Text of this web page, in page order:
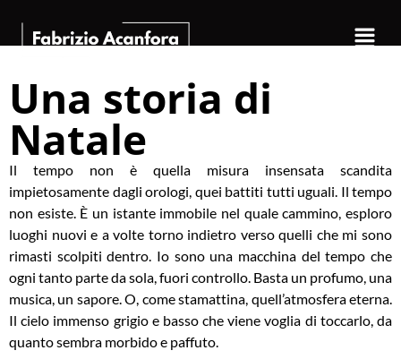
Una storia di
Natale
Il tempo non è quella misura insensata scandita
impietosamente dagli orologi, quei battiti tutti uguali. Il tempo
non esiste. È un istante immobile nel quale cammino, esploro
luoghi nuovi e a volte torno indietro verso quelli che mi sono
rimasti scolpiti dentro. Io sono una macchina del tempo che
ogni tanto parte da sola, fuori controllo. Basta un profumo, una
musica, un sapore. O, come stamattina, quell’atmosfera eterna.
Il cielo immenso grigio e basso che viene voglia di toccarlo, da
quanto sembra morbido e paffuto.